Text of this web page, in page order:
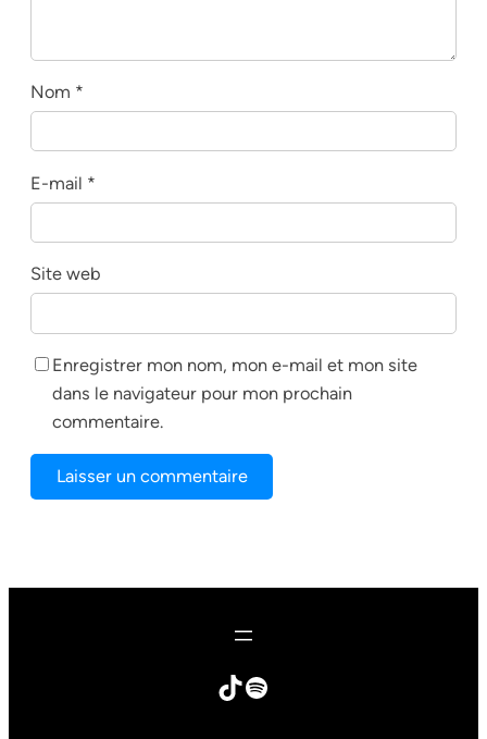
Nom *
E-mail *
Site web
Enregistrer mon nom, mon e-mail et mon site
dans le navigateur pour mon prochain
commentaire.